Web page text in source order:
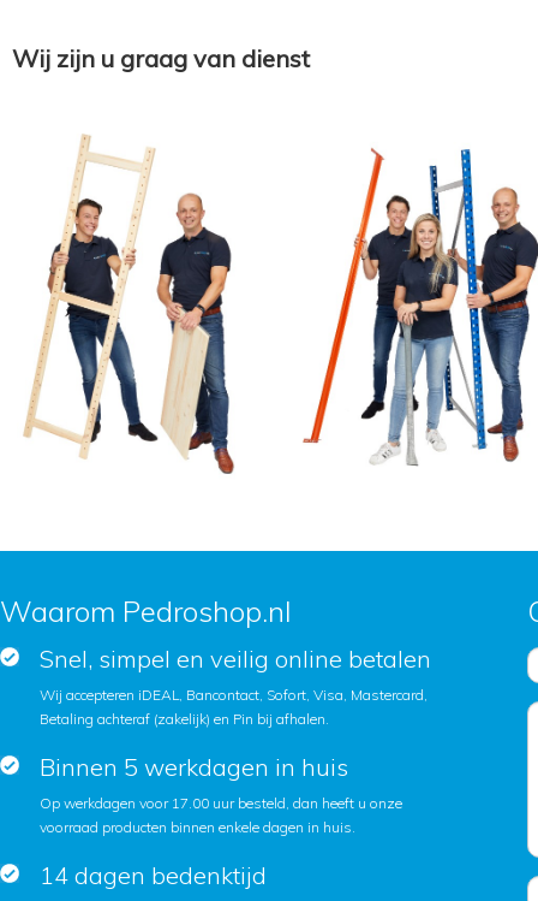
Wij zijn u graag van dienst
Waarom Pedroshop.nl
Snel, simpel en veilig online betalen
Wij accepteren iDEAL, Bancontact, Sofort, Visa, Mastercard,
Betaling achteraf (zakelijk) en Pin bij afhalen.
Binnen 5 werkdagen in huis
Op werkdagen voor 17.00 uur besteld, dan heeft u onze
voorraad producten binnen enkele dagen in huis.
14 dagen bedenktijd